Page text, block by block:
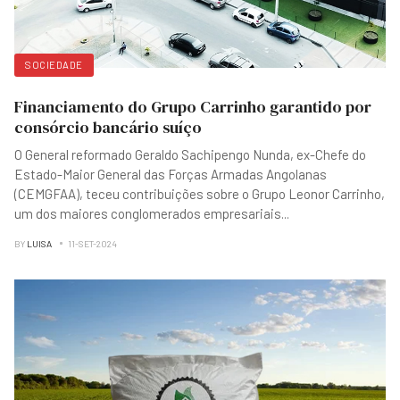
SOCIEDADE
Financiamento do Grupo Carrinho garantido por
consórcio bancário suíço
O General reformado Geraldo Sachipengo Nunda, ex-Chefe do
Estado-Maior General das Forças Armadas Angolanas
(CEMGFAA), teceu contribuições sobre o Grupo Leonor Carrinho,
um dos maiores conglomerados empresariais
BY LUISA 11-SET-2024